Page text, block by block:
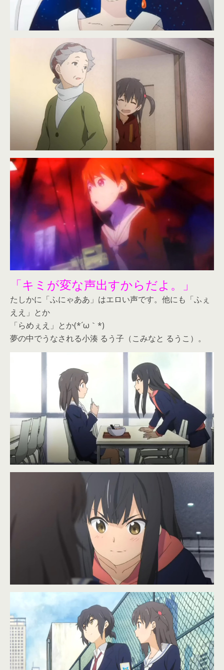
「キミが変な声出すからだよ。」
たしかに「ふにゃああ」はエロい声です。他にも「ふぇ
ええ」とか
「らめぇえ」とか(*´ω｀*)
夢の中でうなされる小湊 るう子（こみなと るうこ）。